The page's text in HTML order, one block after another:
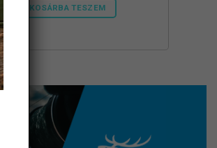
KOSÁRBA TESZEM